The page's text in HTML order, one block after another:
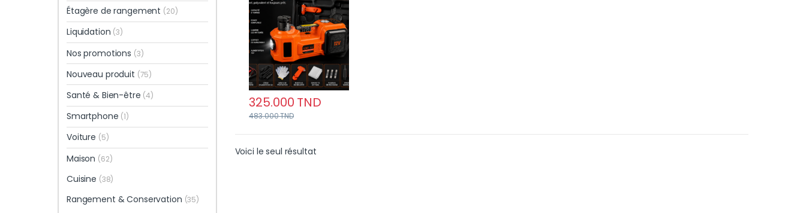
325.000 TND
483.000TND
Voici le seul résultat
Étagère de rangement (20)
Liquidation (3)
Nos promotions (3)
Nouveau produit (75)
Santé & Bien-être (4)
Smartphone (1)
Voiture (5)
Maison (62)
Cuisine (38)
Rangement & Conservation (35)